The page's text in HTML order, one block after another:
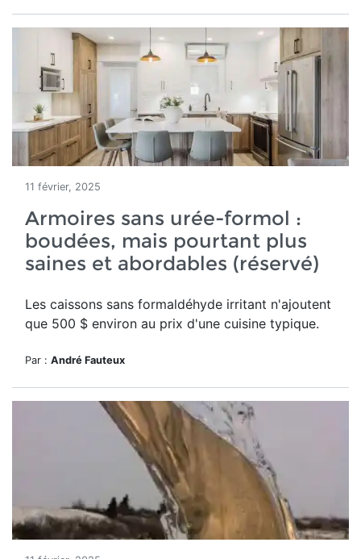
11 février, 2025
Armoires sans urée-formol :
boudées, mais pourtant plus
saines et abordables (réservé)
Les caissons sans formaldéhyde irritant n'ajoutent
que 500 $ environ au prix d'une cuisine typique.
Par : André Fauteux